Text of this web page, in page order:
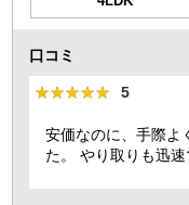
口コミ
★★★★★
★★★★★ 5
安価なのに、手際よ
た。 やり取りも迅